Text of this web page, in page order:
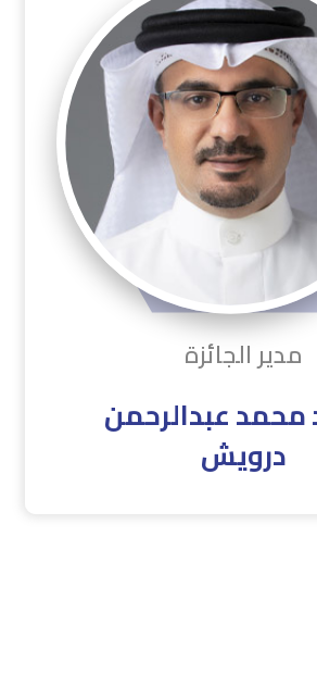
مدير الجائزة
محمد عبدالرحمن
درويش